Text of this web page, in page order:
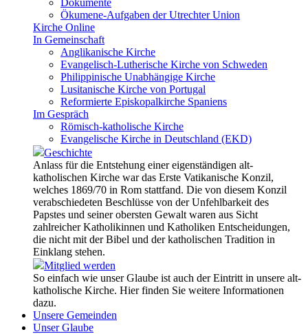
Dokumente
Ökumene-Aufgaben der Utrechter Union
Kirche Online
In Gemeinschaft
Anglikanische Kirche
Evangelisch-Lutherische Kirche von Schweden
Philippinische Unabhängige Kirche
Lusitanische Kirche von Portugal
Reformierte Episkopalkirche Spaniens
Im Gespräch
Römisch-katholische Kirche
Evangelische Kirche in Deutschland (EKD)
Geschichte
Anlass für die Entstehung einer eigenständigen alt-
katholischen Kirche war das Erste Vatikanische Konzil,
welches 1869/70 in Rom stattfand. Die von diesem Konzil
verabschiedeten Beschlüsse von der Unfehlbarkeit des
Papstes und seiner obersten Gewalt waren aus Sicht
zahlreicher Katholikinnen und Katholiken Entscheidungen,
die nicht mit der Bibel und der katholischen Tradition in
Einklang stehen.
Mitglied werden
So einfach wie unser Glaube ist auch der Eintritt in unsere alt-
katholische Kirche. Hier finden Sie weitere Informationen
dazu.
Unsere Gemeinden
Unser Glaube